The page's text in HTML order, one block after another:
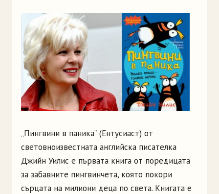
„Пингвини в паника“ (Ентусиаст) от
световноизвестната английска писателка
Джийн Уилис е първата книга от поредицата
за забавните пингвинчета, която покори
сърцата на милиони деца по света. Книгата е